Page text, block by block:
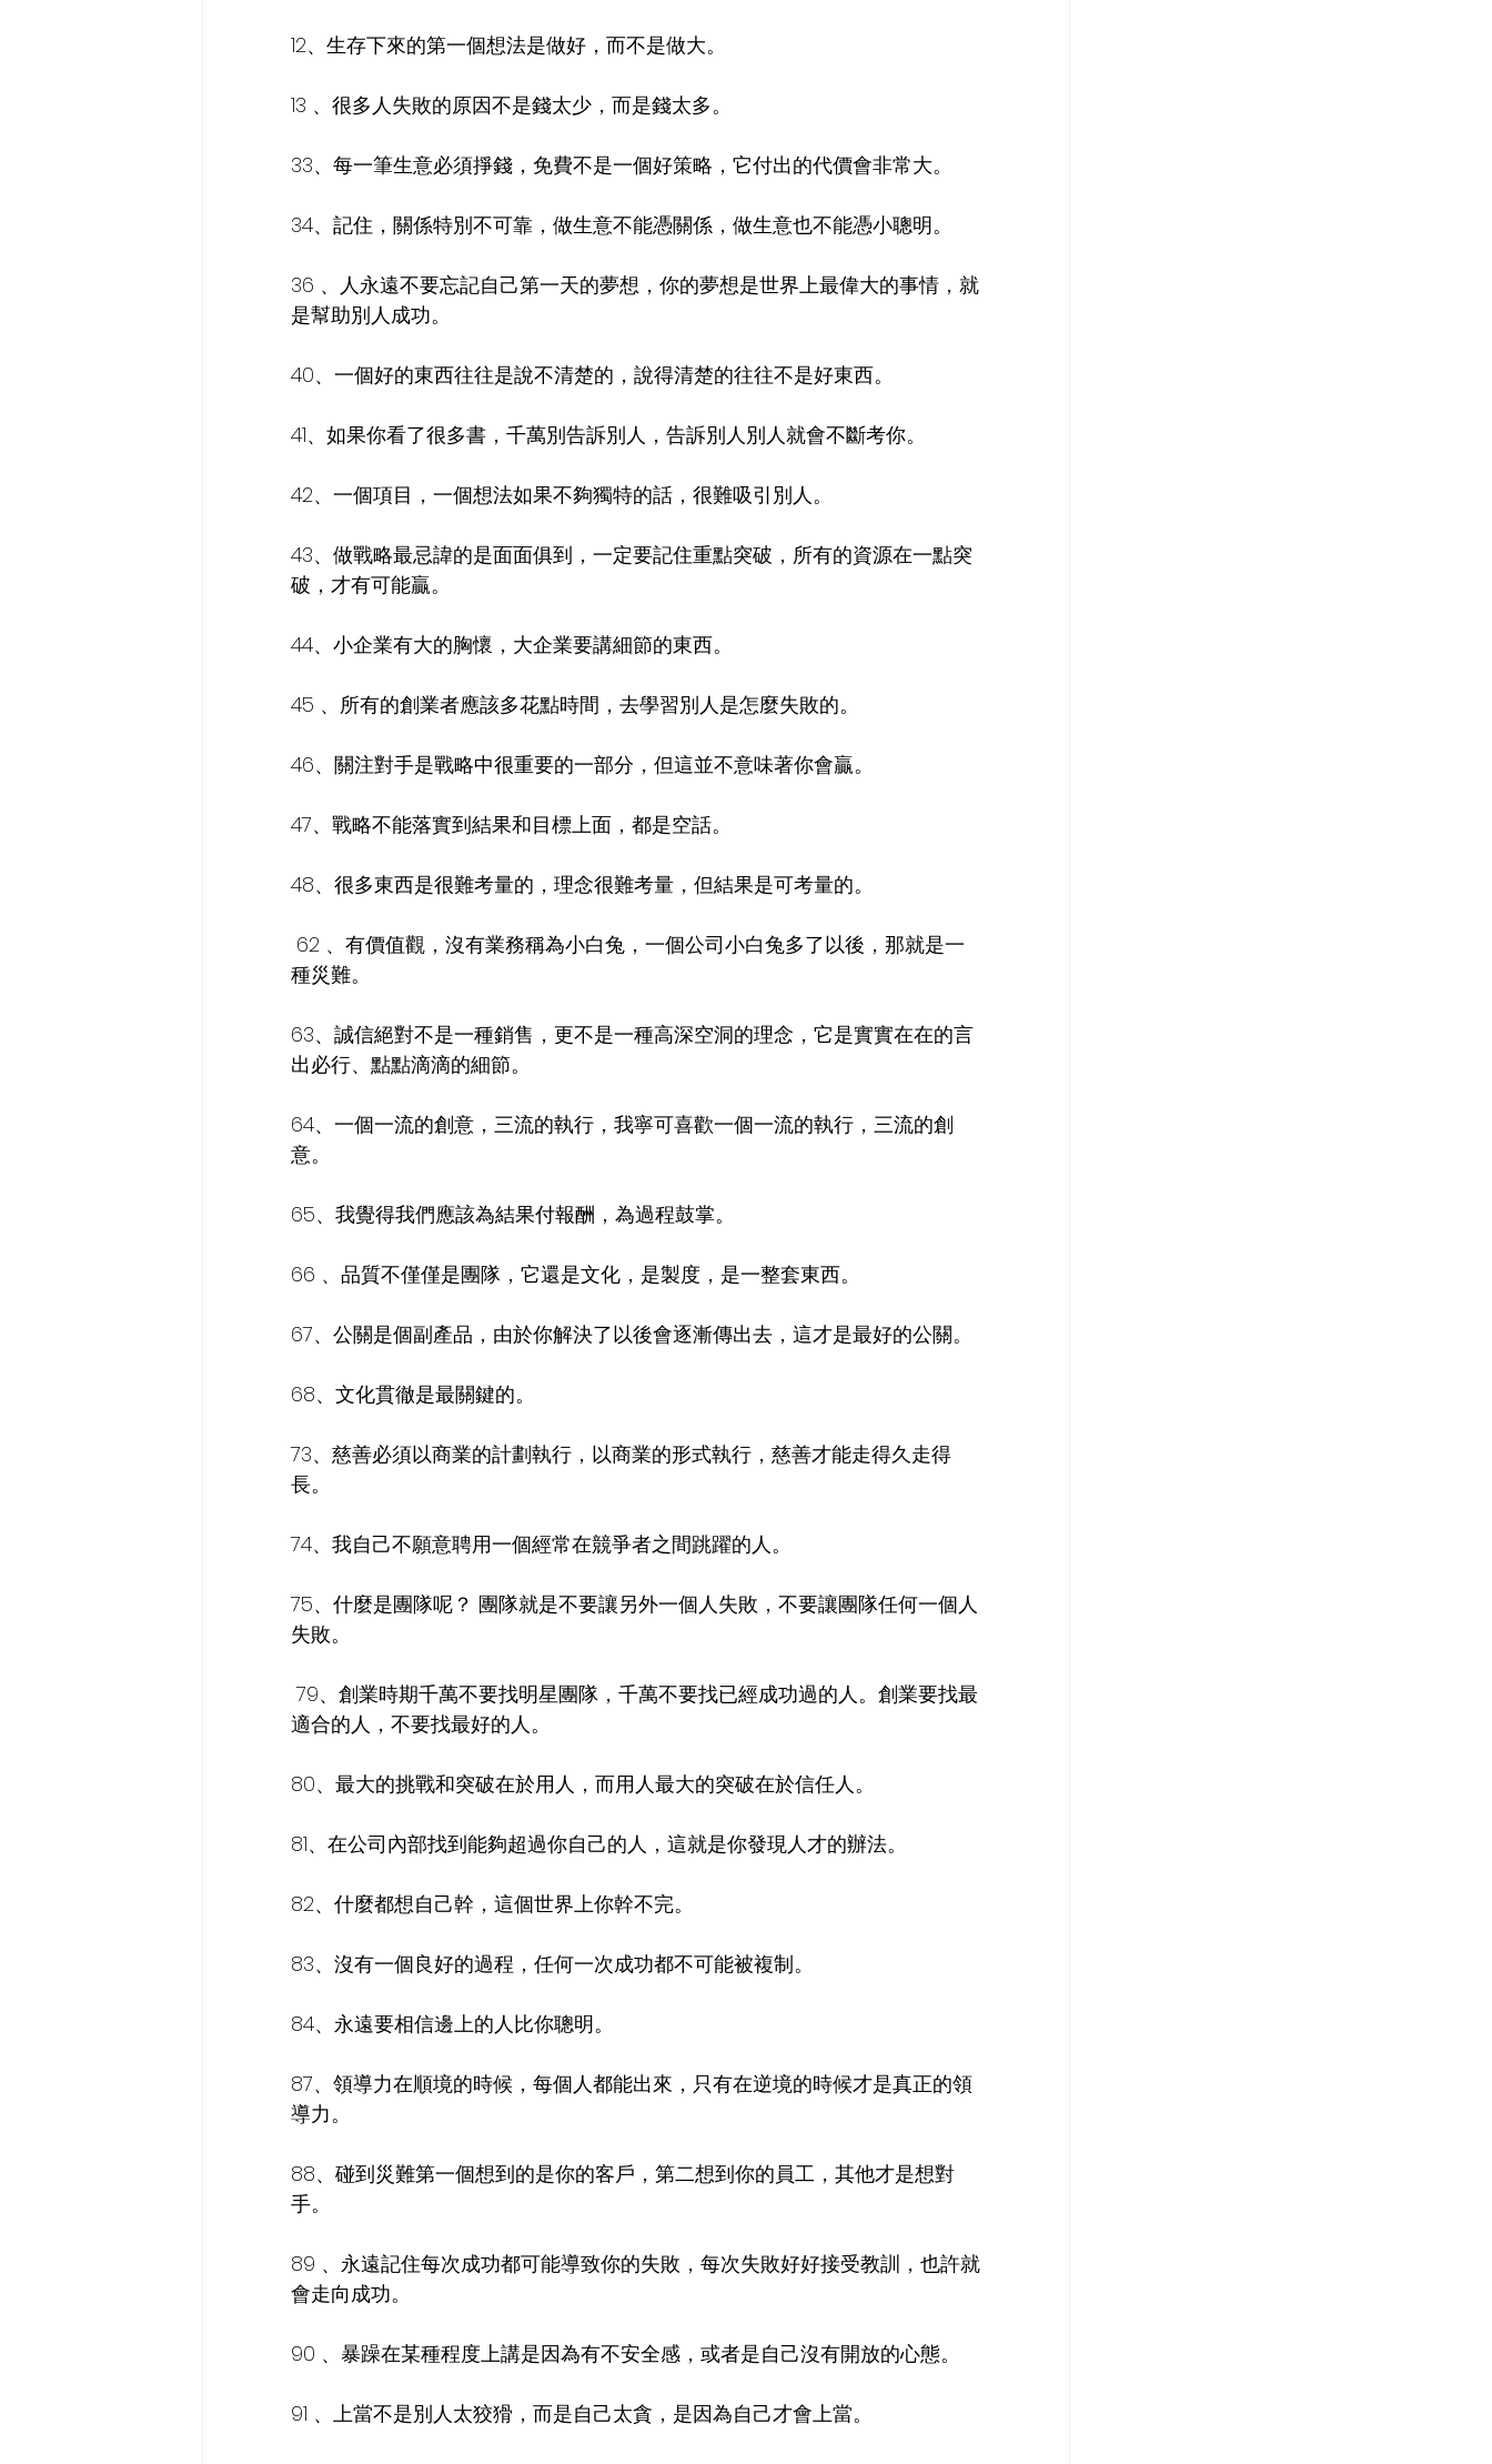
12、生存下來的第一個想法是做好，而不是做大。
13 、很多人失敗的原因不是錢太少，而是錢太多。
33、每一筆生意必須掙錢，免費不是一個好策略，它付出的代價會非常大。
34、記住，關係特別不可靠，做生意不能憑關係，做生意也不能憑小聰明。
36 、人永遠不要忘記自己第一天的夢想，你的夢想是世界上最偉大的事情，就
是幫助別人成功。
40、一個好的東西往往是說不清楚的，說得清楚的往往不是好東西。
41、如果你看了很多書，千萬別告訴別人，告訴別人別人就會不斷考你。
42、一個項目，一個想法如果不夠獨特的話，很難吸引別人。
43、做戰略最忌諱的是面面俱到，一定要記住重點突破，所有的資源在一點突
破，才有可能贏。
44、小企業有大的胸懷，大企業要講細節的東西。
45 、所有的創業者應該多花點時間，去學習別人是怎麼失敗的。
46、關注對手是戰略中很重要的一部分，但這並不意味著你會贏。
47、戰略不能落實到結果和目標上面，都是空話。
48、很多東西是很難考量的，理念很難考量，但結果是可考量的。
62 、有價值觀，沒有業務稱為小白兔，一個公司小白兔多了以後，那就是一
種災難。
63、誠信絕對不是一種銷售，更不是一種高深空洞的理念，它是實實在在的言
出必行、點點滴滴的細節。
64、一個一流的創意，三流的執行，我寧可喜歡一個一流的執行，三流的創
意。
65、我覺得我們應該為結果付報酬，為過程鼓掌。
66 、品質不僅僅是團隊，它還是文化，是製度，是一整套東西。
67、公關是個副產品，由於你解決了以後會逐漸傳出去，這才是最好的公關。
68、文化貫徹是最關鍵的。
73、慈善必須以商業的計劃執行，以商業的形式執行，慈善才能走得久走得
長。
74、我自己不願意聘用一個經常在競爭者之間跳躍的人。
75、什麼是團隊呢？ 團隊就是不要讓另外一個人失敗，不要讓團隊任何一個人
失敗。
79、創業時期千萬不要找明星團隊，千萬不要找已經成功過的人。創業要找最
適合的人，不要找最好的人。
80、最大的挑戰和突破在於用人，而用人最大的突破在於信任人。
81、在公司內部找到能夠超過你自己的人，這就是你發現人才的辦法。
82、什麼都想自己幹，這個世界上你幹不完。
83、沒有一個良好的過程，任何一次成功都不可能被複制。
84、永遠要相信邊上的人比你聰明。
87、領導力在順境的時候，每個人都能出來，只有在逆境的時候才是真正的領
導力。
88、碰到災難第一個想到的是你的客戶，第二想到你的員工，其他才是想對
手。
89 、永遠記住每次成功都可能導致你的失敗，每次失敗好好接受教訓，也許就
會走向成功。
90 、暴躁在某種程度上講是因為有不安全感，或者是自己沒有開放的心態。
91 、上當不是別人太狡猾，而是自己太貪，是因為自己才會上當。